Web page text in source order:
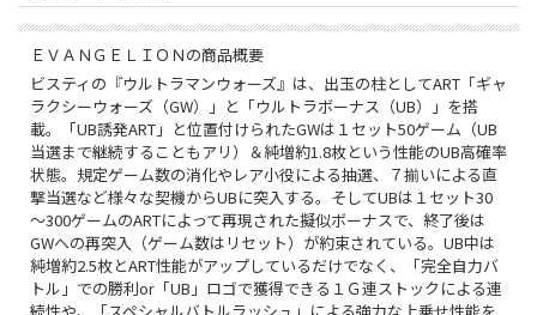
ＥＶＡＮＧＥＬＩＯＮの商品概要
ビスティの『ウルトラマンウォーズ』は、出玉の柱としてART「ギャ
ラクシーウォーズ（GW）」と「ウルトラボーナス（UB）」を搭
載。「UB誘発ART」と位置付けられたGWは１セット50ゲーム（UB
当選まで継続することもアリ）＆純増約1.8枚という性能のUB高確率
状態。規定ゲーム数の消化やレア小役による抽選、７揃いによる直
撃当選など様々な契機からUBに突入する。そしてUBは１セット30
～300ゲームのARTによって再現された擬似ボーナスで、終了後は
GWへの再突入（ゲーム数はリセット）が約束されている。UB中は
純増約2.5枚とART性能がアップしているだけでなく、「完全自力バ
トル」での勝利or「UB」ロゴで獲得できる１Ｇ連ストックによる連
続性や、「スペシャルバトルラッシュ」による強力な上乗せ性能を